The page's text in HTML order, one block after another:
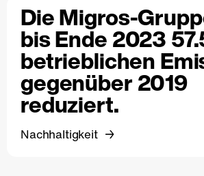
Die Migros-
bis Ende 2023
betrieblichen
gegenüber 2019
reduziert.
Nachhaltigkeit